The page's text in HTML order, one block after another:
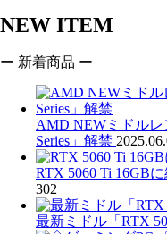
NEW ITEM
ー 新着商品 ー
AMD NEWミドルレ
Series」解禁
RTX 5060 Ti 16GB
302
最新ミドル「RTX